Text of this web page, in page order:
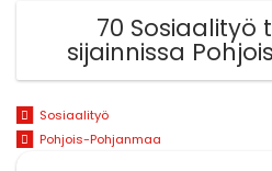
70 Sosiaalityö
sijainnissa
Sosiaalityö
Pohjois-Pohjanmaa